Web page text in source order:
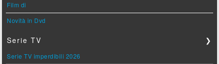
Film di
Novità in Dvd
Serie TV ❯
Serie TV imperdibili 2026